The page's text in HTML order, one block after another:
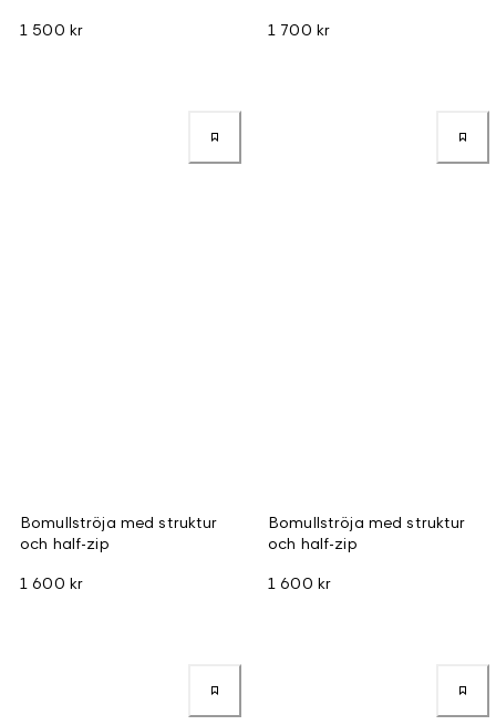
1 500 kr 1 700 kr
Bomullströja med struktur
och half-zip
1 600 kr
Bomullströja med struktur
och half-zip
1 600 kr